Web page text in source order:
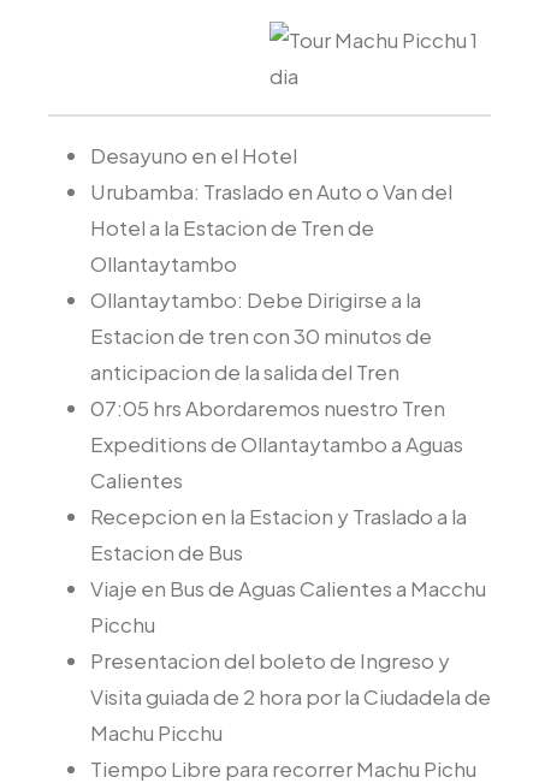
Desayuno en el Hotel
Urubamba: Traslado en Auto o Van del
Hotel a la Estacion de Tren de
Ollantaytambo
Ollantaytambo: Debe Dirigirse a la
Estacion de tren con 30 minutos de
anticipacion de la salida del Tren
07:05 hrs Abordaremos nuestro Tren
Expeditions de Ollantaytambo a Aguas
Calientes
Recepcion en la Estacion y Traslado a la
Estacion de Bus
Viaje en Bus de Aguas Calientes a Macchu
Picchu
Presentacion del boleto de Ingreso y
Visita guiada de 2 hora por la Ciudadela de
Machu Picchu
Tiempo Libre para recorrer Machu Pichu